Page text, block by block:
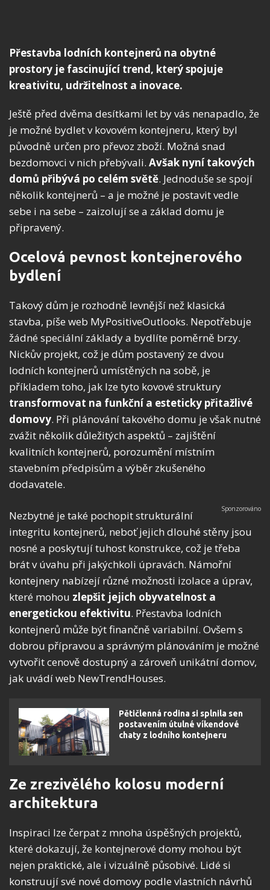
Přestavba lodních kontejnerů na obytné
prostory je fascinující trend, který spojuje
kreativitu, udržitelnost a inovace.
Ještě před dvěma desítkami let by vás nenapadlo, že
je možné bydlet v kovovém kontejneru, který byl
původně určen pro převoz zboží. Možná snad
bezdomovci v nich přebývali. Avšak nyní takových
domů přibývá po celém světě. Jednoduše se spojí
několik kontejnerů – a je možné je postavit vedle
sebe i na sebe – zaizolují se a základ domu je
připravený.
Ocelová pevnost kontejnerového
bydlení
Takový dům je rozhodně levnější než klasická
stavba, píše web MyPositiveOutlooks. Nepotřebuje
žádné speciální základy a bydlíte poměrně brzy.
Nickův projekt, což je dům postavený ze dvou
lodních kontejnerů umístěných na sobě, je
příkladem toho, jak lze tyto kovové struktury
transformovat na funkční a esteticky přitažlivé
domovy. Při plánování takového domu je však nutné
zvážit několik důležitých aspektů – zajištění
kvalitních kontejnerů, porozumění místním
stavebním předpisům a výběr zkušeného
dodavatele.
Nezbytné je také pochopit strukturální
integritu kontejnerů, neboť jejich dlouhé stěny jsou
nosné a poskytují tuhost konstrukce, což je třeba
brát v úvahu při jakýchkoli úpravách. Námořní
kontejnery nabízejí různé možnosti izolace a úprav,
které mohou zlepšit jejich obyvatelnost a
energetickou efektivitu. Přestavba lodních
kontejnerů může být finančně variabilní. Ovšem s
dobrou přípravou a správným plánováním je možné
vytvořit cenově dostupný a zároveň unikátní domov,
jak uvádí web NewTrendHouses.
Pětičlenná rodina si splnila sen
postavením útulné víkendové
chaty z lodního kontejneru
Ze zrezivělého kolosu moderní
architektura
Inspiraci lze čerpat z mnoha úspěšných projektů,
které dokazují, že kontejnerové domy mohou být
nejen praktické, ale i vizuálně působivé. Lidé si
konstruují své nové domovy podle vlastních návrhů